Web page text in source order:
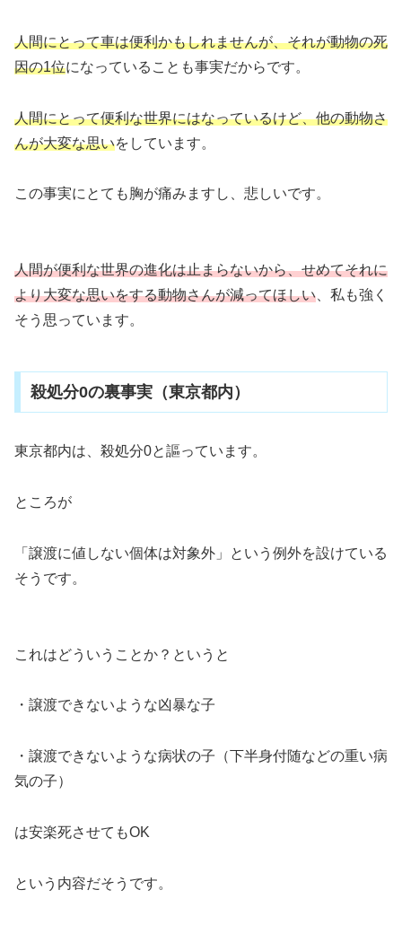
人間にとって車は便利かもしれませんが、それが動物の死
因の1位になっていることも事実だからです。
人間にとって便利な世界にはなっているけど、他の動物さ
んが大変な思いをしています。
この事実にとても胸が痛みますし、悲しいです。
人間が便利な世界の進化は止まらないから、せめてそれに
より大変な思いをする動物さんが減ってほしい 、私も強く
そう思っています。
殺処分0の裏事実（東京都内）
東京都内は、殺処分0と謳っています。
ところが
「譲渡に値しない個体は対象外」という例外を設けている
そうです。
これはどういうことか？というと
・譲渡できないような凶暴な子
・譲渡できないような病状の子（下半身付随などの重い病
気の子）
は安楽死させてもOK
という内容だそうです。